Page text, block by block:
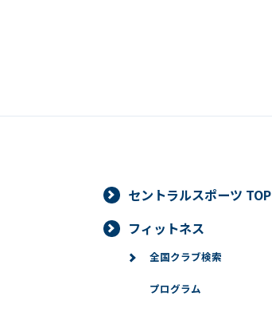
セントラルスポーツ TOP
フィットネス
全国クラブ検索
プログラム